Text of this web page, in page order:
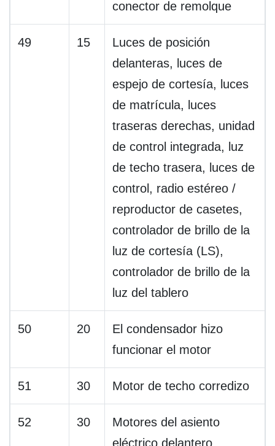
conector de remolque
49 15
Luces de posición
delanteras, luces de
espejo de cortesía, luces
de matrícula, luces
traseras derechas, unidad
de control integrada, luz
de techo trasera, luces de
control, radio estéreo /
reproductor de casetes,
controlador de brillo de la
luz de cortesía (LS),
controlador de brillo de la
luz del tablero
50 20
El condensador hizo
funcionar el motor
51 30 Motor de techo corredizo
52 30
Motores del asiento
eléctrico delantero